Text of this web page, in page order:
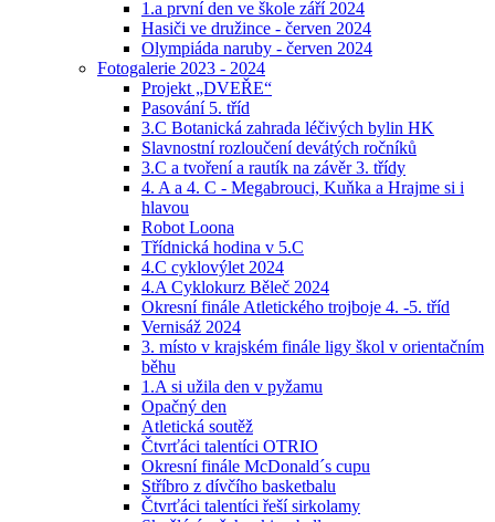
1.a první den ve škole září 2024
Hasiči ve družince - červen 2024
Olympiáda naruby - červen 2024
Fotogalerie 2023 - 2024
Projekt „DVEŘE“
Pasování 5. tříd
3.C Botanická zahrada léčivých bylin HK
Slavnostní rozloučení devátých ročníků
3.C a tvoření a rautík na závěr 3. třídy
4. A a 4. C - Megabrouci, Kuňka a Hrajme si i
hlavou
Robot Loona
Třídnická hodina v 5.C
4.C cyklovýlet 2024
4.A Cyklokurz Běleč 2024
Okresní finále Atletického trojboje 4. -5. tříd
Vernisáž 2024
3. místo v krajském finále ligy škol v orientačním
běhu
1.A si užila den v pyžamu
Opačný den
Atletická soutěž
Čtvrťáci talentíci OTRIO
Okresní finále McDonald´s cupu
Stříbro z dívčího basketbalu
Čtvrťáci talentíci řeší sirkolamy